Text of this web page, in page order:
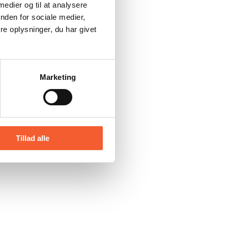
og til at analysere
for sociale medier,
oplysninger, du har givet
Marketing
Tillad alle